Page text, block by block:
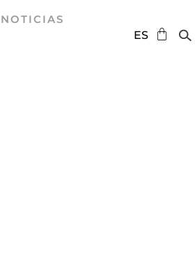
NOTICIAS
ES
EN